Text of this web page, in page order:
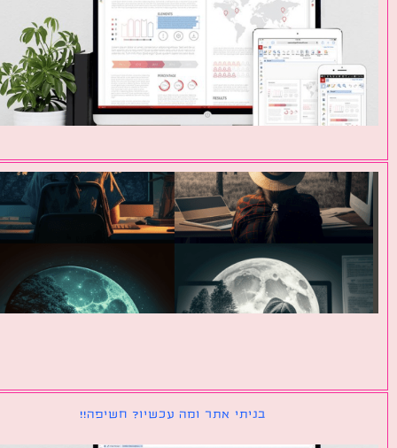
בניתי אתר ומה עכשיו? חשיפה!!